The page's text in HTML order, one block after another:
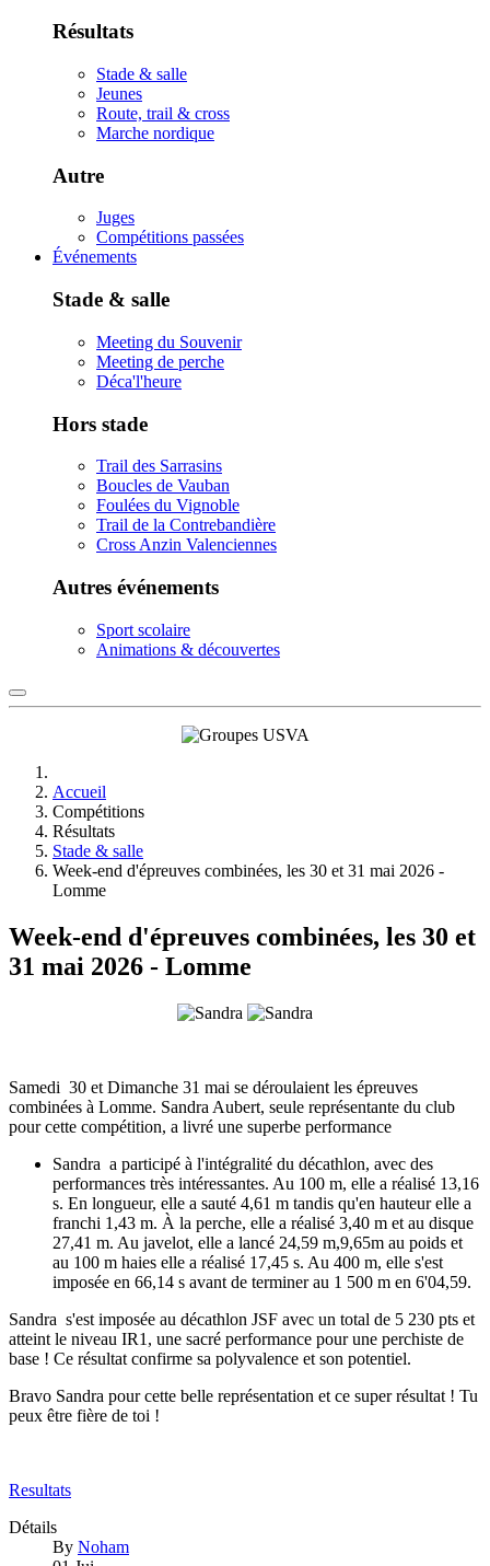
Résultats
Stade & salle
Jeunes
Route, trail & cross
Marche nordique
Autre
Juges
Compétitions passées
Événements
Stade & salle
Meeting du Souvenir
Meeting de perche
Déca'l'heure
Hors stade
Trail des Sarrasins
Boucles de Vauban
Foulées du Vignoble
Trail de la Contrebandière
Cross Anzin Valenciennes
Autres événements
Sport scolaire
Animations & découvertes
Accueil
Compétitions
Résultats
Stade & salle
Week-end d'épreuves combinées, les 30 et 31 mai 2026 -
Lomme
Week-end d'épreuves combinées, les 30 et
31 mai 2026 - Lomme
Samedi 30 et Dimanche 31 mai se déroulaient les épreuves
combinées à Lomme. Sandra Aubert, seule représentante du club
pour cette compétition, a livré une superbe performance
Sandra a participé à l'intégralité du décathlon, avec des
performances très intéressantes. Au 100 m, elle a réalisé 13,16
s. En longueur, elle a sauté 4,61 m tandis qu'en hauteur elle a
franchi 1,43 m. À la perche, elle a réalisé 3,40 m et au disque
27,41 m. Au javelot, elle a lancé 24,59 m,9,65m au poids et
au 100 m haies elle a réalisé 17,45 s. Au 400 m, elle s'est
imposée en 66,14 s avant de terminer au 1 500 m en 6'04,59.
Sandra s'est imposée au décathlon JSF avec un total de 5 230 pts et
atteint le niveau IR1, une sacré performance pour une perchiste de
base ! Ce résultat confirme sa polyvalence et son potentiel.
Bravo Sandra pour cette belle représentation et ce super résultat ! Tu
peux être fière de toi !
Resultats
Détails
By Noham